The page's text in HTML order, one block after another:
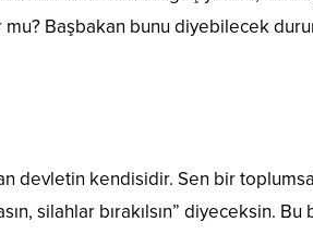
Başbakan bunu diyebilecek
devletin kendisidir. Sen bir
silahlar bırakılsın” diyeceksin. Bu